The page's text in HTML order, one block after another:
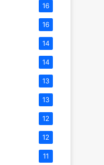
16
16
14
14
13
13
12
12
11